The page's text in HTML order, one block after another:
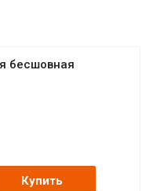
бесшовная
Купить